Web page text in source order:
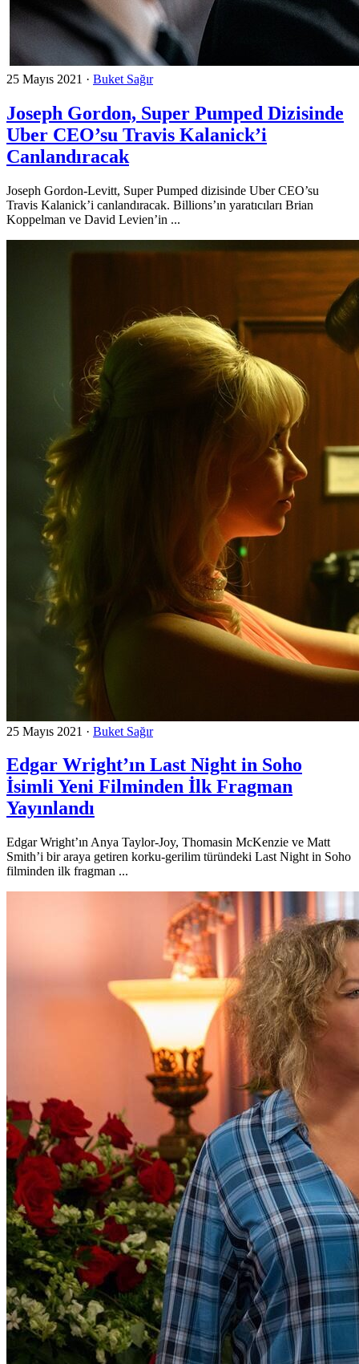
25 Mayıs 2021 · Buket Sağır
Joseph Gordon, Super Pumped Dizisinde
Uber CEO’su Travis Kalanick’i
Canlandıracak
Joseph Gordon-Levitt, Super Pumped dizisinde Uber CEO’su
Travis Kalanick’i canlandıracak. Billions’ın yaratıcıları Brian
Koppelman ve David Levien’in ...
25 Mayıs 2021 · Buket Sağır
Edgar Wright’ın Last Night in Soho
İsimli Yeni Filminden İlk Fragman
Yayınlandı
Edgar Wright’ın Anya Taylor-Joy, Thomasin McKenzie ve Matt
Smith’i bir araya getiren korku-gerilim türündeki Last Night in Soho
filminden ilk fragman ...